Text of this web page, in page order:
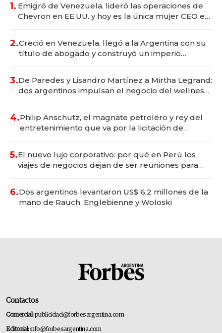
1. Emigró de Venezuela, lideró las operaciones de
Chevron en EE.UU. y hoy es la única mujer CEO en
2.Creció en Venezuela, llegó a la Argentina con su
título de abogado y construyó un imperio
3.De Paredes y Lisandro Martínez a Mirtha Legrand:
dos argentinos impulsan el negocio del wellness
4.Philip Anschutz, el magnate petrolero y rey del
entretenimiento que va por la licitación de
5.El nuevo lujo corporativo: por qué en Perú los
viajes de negocios dejan de ser reuniones para
6.Dos argentinos levantaron US$ 6,2 millones de la
mano de Rauch, Englebienne y Woloski
Contactos
Comercial:publicidad@forbesargentina.com
Editorial:info@forbesargentina.com